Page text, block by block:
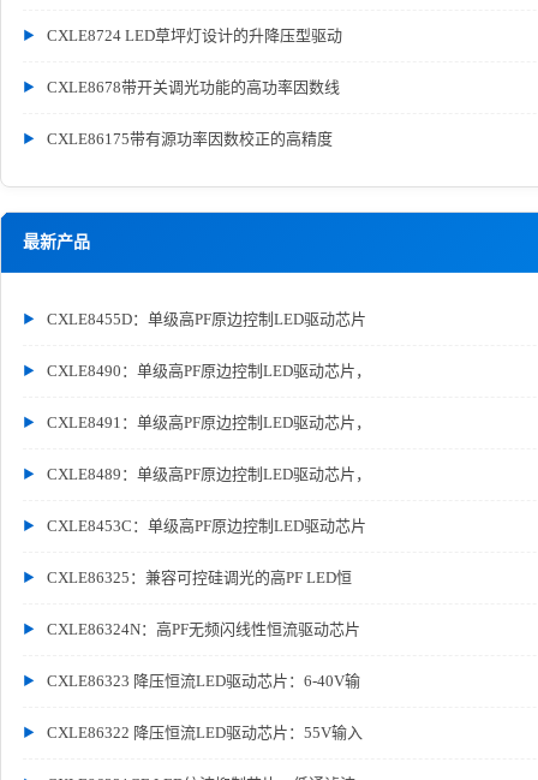
CXLE8724 LED草坪灯设计的升降压型驱动
CXLE8678带开关调光功能的高功率因数线
CXLE86175带有源功率因数校正的高精度
最新产品
CXLE8455D：单级高PF原边控制LED驱动芯片
CXLE8490：单级高PF原边控制LED驱动芯片，
CXLE8491：单级高PF原边控制LED驱动芯片，
CXLE8489：单级高PF原边控制LED驱动芯片，
CXLE8453C：单级高PF原边控制LED驱动芯片
CXLE86325：兼容可控硅调光的高PF LED恒
CXLE86324N：高PF无频闪线性恒流驱动芯片
CXLE86323 降压恒流LED驱动芯片：6-40V输
CXLE86322 降压恒流LED驱动芯片：55V输入